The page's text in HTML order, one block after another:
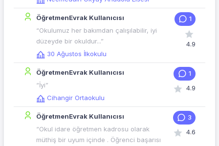
ÖğretmenEvrak Kullanıcısı
“Okulumuz her bakımdan çalışılabilir, iyi
düzeyde bir okuldur...”
30 Ağustos İlkokulu
1
4.9
ÖğretmenEvrak Kullanıcısı
“İyi”
Cihangir Ortaokulu
1
4.9
ÖğretmenEvrak Kullanıcısı
“Okul idare öğretmen kadrosu olarak
müthiş bir uyum içinde . Öğrenci başarısı
3
4.6